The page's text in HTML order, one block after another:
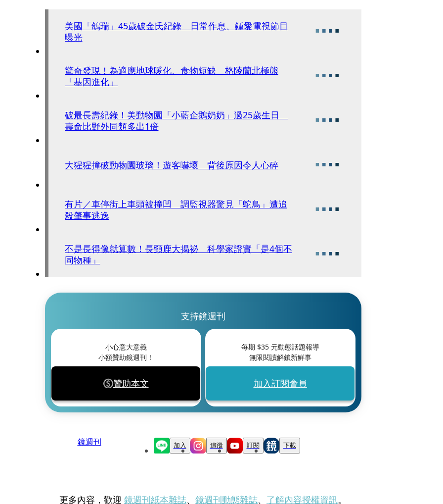
美國「鴿瑞」45歲破金氏紀錄 日常作息、鍾愛電視節目
曝光
驚奇發現！為適應地球暖化、食物短缺 格陵蘭北極熊
「基因進化」
破最長壽紀錄！美動物園「小藍企鵝奶奶」過25歲生日
壽命比野外同類多出1倍
大猩猩撞破動物園玻璃！遊客嚇壞 背後原因令人心碎
有片／車停街上車頭被撞凹 調監視器驚見「鴕鳥」遭追
殺肇事逃逸
不是長得像就算數！長頸鹿大揭祕 科學家證實「是4個不
同物種」
支持鏡週刊
小心意大意義
小額贊助鏡週刊！
贊助本文
每期 $35元動態話題報導
無限閱讀解鎖新鮮事
加入訂閱會員
鏡週刊 加入 追蹤 訂閱 下載
更多內容，歡迎 鏡週刊紙本雜誌、 鏡週刊動態雜誌、 了解內容授權資訊。